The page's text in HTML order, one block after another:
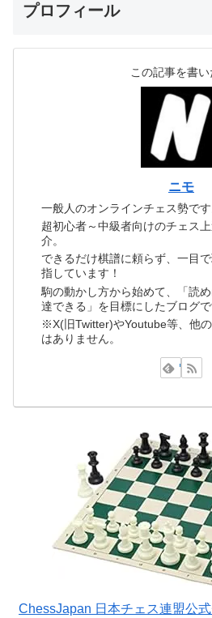
プロフィール
この記事を書い
ニモ
一般人のオンラインチェス勢です
超初心者～中級者向けのチェス
介。
できるだけ棋譜に頼らず、一目
指しています！
駒の動かし方から始めて、「読
達できる」を目標にしたブログで
※X(旧Twitter)やYoutube等、他
はありません。
ChessJapan 日本チェス連盟公